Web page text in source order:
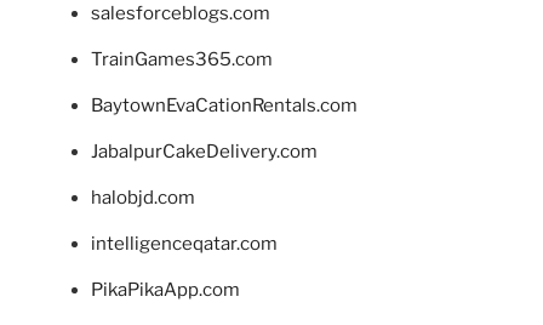
salesforceblogs.com
TrainGames365.com
BaytownEvaCationRentals.com
JabalpurCakeDelivery.com
halobjd.com
intelligenceqatar.com
PikaPikaApp.com